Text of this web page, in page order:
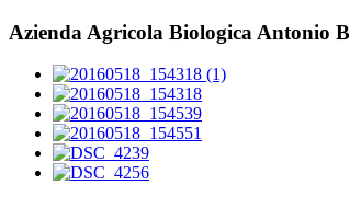
Azienda Agricola Biologica Antonio